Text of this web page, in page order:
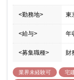
与・待遇差異などはありません。 ※rh
与の他に 企画型の
<勤務地> 東
<給与> 年
<募集職種> 財
業界未経験可 宅